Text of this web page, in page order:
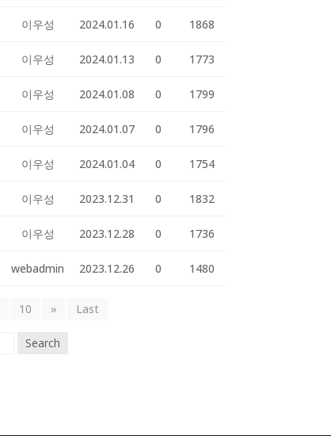
이우성 2024.01.16 0 1868
이우성 2024.01.13 0 1773
이우성 2024.01.08 0 1799
이우성 2024.01.07 0 1796
이우성 2024.01.04 0 1754
이우성 2023.12.31 0 1832
이우성 2023.12.28 0 1736
webadmin 2023.12.26 0 1480
10 » Last
Search